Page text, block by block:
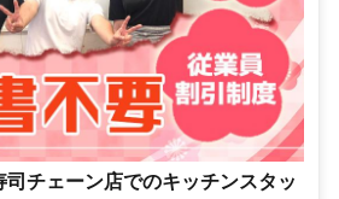
チェーン店でのキッチンスタッ